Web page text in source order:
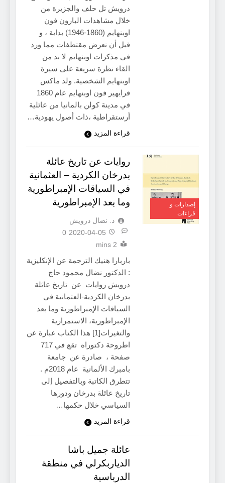
درويش تل حلف والجزيرة من
خلال مشاهدات البارون فون
اوبنهايم (1860-1946) بداية ، و
قبل أن نعرض مقتطفات مما ورد
في مذكرات اوبنهايم لا بد من
القاء نظرة سريعة على سيرة
اوبنهايم الشخصية. ولد ماكس
فرايهير فون اوبنهايم عام 1860
في مدينة كولن بالمانيا من عائلية
أرستقراطية ،ذات أصول يهودية…
قراءة المزيد
إصدارات و
قراءات
روايات عن تاريخ عائلة
بدرخان الكردية – العثمانية
في السياقات الإمبراطورية
وما بعد الإمبراطورية
د. نضال درويش
2020-04-05
0
2 mins
باربارا هنيك الترجمة عن الإنكليزية
: الدكتور نضال محمود حاج
درويش روايات عن تاريخ عائلة
بدرخان الكردية-العثمانية في
السياقات الإمبراطورية وما بعد
الإمبراطورية، الاستمرارية
والتغيرات[1] هذا الكتاب عبارة عن
اطروحة دكتوراه تقع في 717
صفحة ، صادرة عن جامعة
بامبرك الألمانية عام 2018م .
تتطرق الكاتبة وبالتفصيل إلى
تاريخ عائلة بدرخان ودورها
السياسي خلال حكمها…
قراءة المزيد
عائلة جميل باشا
الدياربكرلي في منطقة
الدرباسية